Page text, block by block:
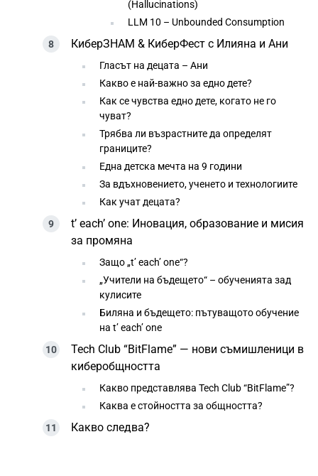
(Hallucinations)
LLM 10 – Unbounded Consumption
КиберЗНАМ & КиберФест с Илияна и Ани
Гласът на децата – Ани
Какво е най-важно за едно дете?
Как се чувства едно дете, когато не го
чуват?
Трябва ли възрастните да определят
границите?
Една детска мечта на 9 години
За вдъхновението, ученето и технологиите
Как учат децата?
t’ each’ one: Иновация, образование и мисия
за промяна
Защо „t’ each’ one“?
„Учители на бъдещето“ – обученията зад
кулисите
Биляна и бъдещето: пътуващото обучение
на t’ each’ one
Tech Club “BitFlame” — нови съмишленици в
киберобщността
Какво представлява Tech Club “BitFlame”?
Каква е стойността за общността?
Какво следва?